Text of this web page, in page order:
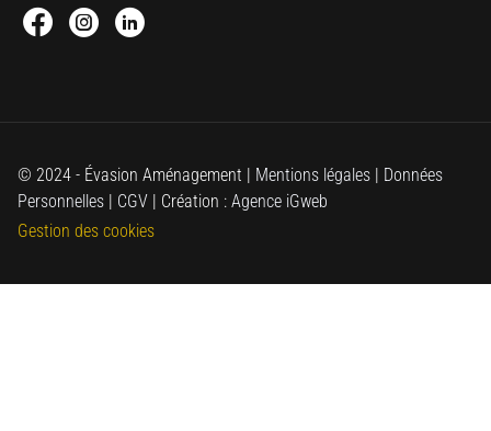
Facebook : Round
Instagram : Round
Linkedin : Round
© 2024 - Évasion Aménagement | Mentions légales | Données
Personnelles | CGV | Création : Agence iGweb
Gestion des cookies